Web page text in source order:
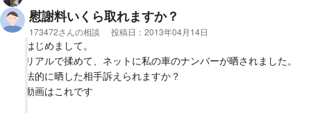
投稿者は、あたかも自分のセカンドカーが納車された記念撮影と
コメントもアップしていました。
これは法的に問題のある行為かお聞きしたいです。
慰謝料いくら取れますか？
相談者
173472さんの相談 投稿日： 2013年04月14日
はじめまして。
リアルで揉めて、ネットに私の車のナンバーが晒されました。
法的に晒した相手訴えられますか？
動画はこれです